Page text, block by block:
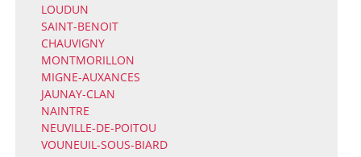
LOUDUN
SAINT-BENOIT
CHAUVIGNY
MONTMORILLON
MIGNE-AUXANCES
JAUNAY-CLAN
NAINTRE
NEUVILLE-DE-POITOU
VOUNEUIL-SOUS-BIARD